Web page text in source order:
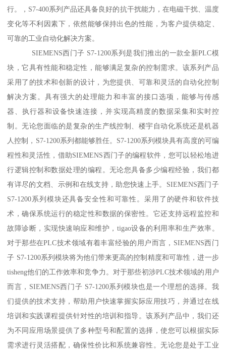
行。，S7-400系列产品还具备良好的抗干扰能力，在电磁干扰、温度
变化等不利因素下，依然能够保持出色的性能，为客户提供稳定、
可靠的工业自动化解决方案。
SIEMENS西门子 S7-1200系列是我们推出的一款全新PLC模
块，它具有性能和稳定性，能够满足复杂的控制需求。该系列产品
采用了的技术和创新的设计，为您提供、可靠和灵活的自动化控制
解决方案。具有强大的处理能力和丰富的接口选项，能够与传感
器、执行器和设备快速连接，并实现高精度的数据采集和实时控
制。无论您面临的是复杂的生产线控制、楼宇自动化系统还是机器
人控制，S7-1200系列都能够胜任。S7-1200系列模块具有高度的可编
程性和灵活性，借助SIEMENS西门子的编程软件，您可以轻松地进
行逻辑控制和数据处理的编程。无论您具备多少编程经验，我们都
有详尽的文档、示例和在线支持，助您快速上手。SIEMENS西门子
S7-1200系列模块还具备安全性和可靠性。采用了的硬件和软件技
术，确保系统运行的稳定性和数据的保密性。它还支持远程监控和
故障诊断，实现快速响应和维护，tigao设备的利用率和生产效率。
对于那些在PLC技术领域有着丰富经验的用户而言，SIEMENS西门
子 S7-1200系列模块将为他们带来更高的控制精度和可靠性，进一步
tisheng他们的工作效率和竞争力。对于那些初涉PLC技术领域的用户
而言，SIEMENS西门子 S7-1200系列模块也是一个理想的选择。我
们提供的技术支持，帮助用户快速掌握实际应用技巧，并通过在线
培训和实践课程提供针对性的培训和指导。该系列产品中，我们还
为不同应用场景提供了多种型号和配置的选择，使您可以根据实际
需求进行灵活搭配，确保性价比和系统兼容性。无论您是处于工业